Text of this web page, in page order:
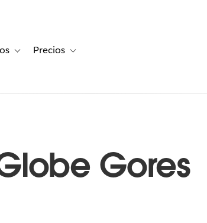
clientesfor Soluciones
Toggle sub-navigation for Recursos
Precios Toggle sub-navigation for Precios
Gores